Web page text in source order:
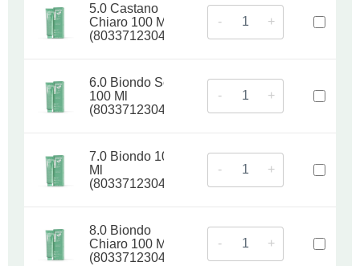
5.0 Castano
Chiaro 100 Ml
(8033712304663)
- +
6.0 Biondo Scuro
100 Ml
(8033712304670)
- +
7.0 Biondo 100
Ml
(8033712304687)
- +
8.0 Biondo
Chiaro 100 Ml
(8033712304694)
- +